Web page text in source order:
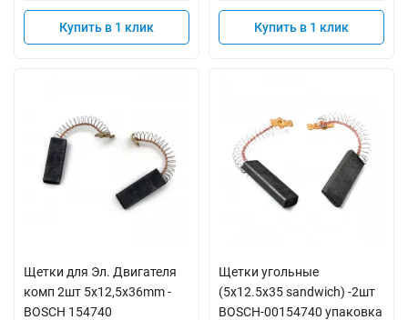
Купить в 1 клик Купить в 1 клик
Щетки для Эл. Двигателя
комп 2шт 5x12,5x36mm -
BOSCH 154740
Щетки угольные
(5x12.5x35 sandwich) -2шт
BOSCH-00154740 упаковка